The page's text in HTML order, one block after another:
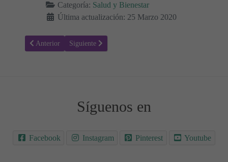
Categoría: Salud y Bienestar
Última actualización: 25 Marzo 2020
Artículo anterior: Limpieza de superficies comunes - Prevención
Anterior Artículo siguiente: Cuándo y cómo limpiar el
Siguiente
Síguenos en
Facebook Instagram Pinterest Youtube